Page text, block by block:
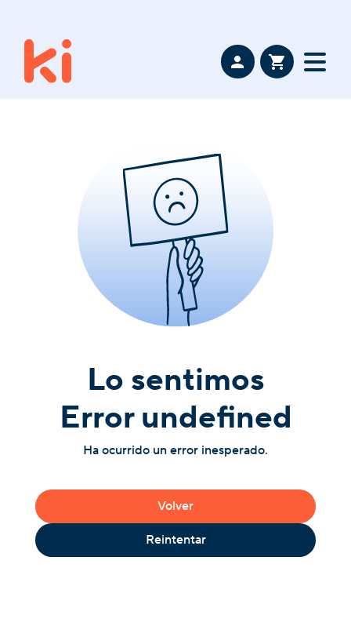
Lo sentimos
Error undefined
Ha ocurrido un error inesperado.
Volver
Reintentar